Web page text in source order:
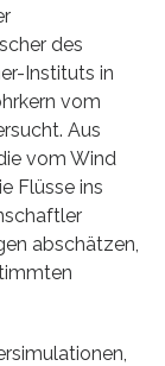
des
Instituts in
vom
Aus
vom Wind
Flüsse ins
abschätzen,